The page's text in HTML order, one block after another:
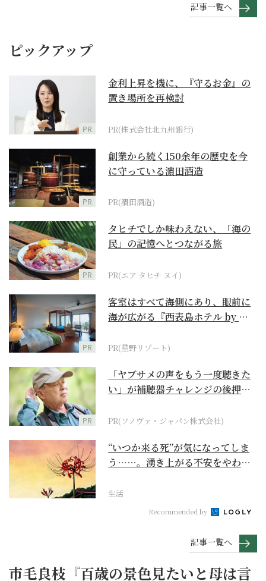
記事一覧へ
ピックアップ
PR
金利上昇を機に、『守るお金』の
置き場所を再検討
PR(株式会社北九州銀行)
PR
創業から続く150余年の歴史を今
に守っている濵田酒造
PR(濵田酒造)
PR
タヒチでしか味わえない、「海の
民」の記憶へとつながる旅
PR(エア タヒチ ヌイ)
PR
客室はすべて海側にあり、眼前に
海が広がる『西表島ホテル by 星
PR(星野リゾート)
PR
「ヤブサメの声をもう一度聴きた
い」が補聴器チャレンジの後押し
PR(ソノヴァ・ジャパン株式会社)
“いつか来る死”が気になってしま
う……。湧き上がる不安をやわら
生活
Recommended by
記事一覧へ
市毛良枝『百歳の景色見たいと母は言